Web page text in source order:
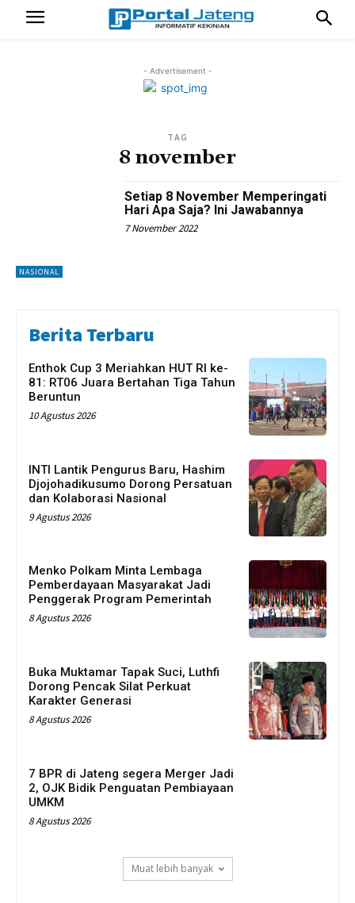
- Advertisement -
TAG
8 november
NASIONAL
Setiap 8 November Memperingati
Hari Apa Saja? Ini Jawabannya
7 November 2022
Berita Terbaru
Enthok Cup 3 Meriahkan HUT RI ke-
81: RT06 Juara Bertahan Tiga Tahun
Beruntun
10 Agustus 2026
INTI Lantik Pengurus Baru, Hashim
Djojohadikusumo Dorong Persatuan
dan Kolaborasi Nasional
9 Agustus 2026
Menko Polkam Minta Lembaga
Pemberdayaan Masyarakat Jadi
Penggerak Program Pemerintah
8 Agustus 2026
Buka Muktamar Tapak Suci, Luthfi
Dorong Pencak Silat Perkuat
Karakter Generasi
8 Agustus 2026
7 BPR di Jateng segera Merger Jadi
2, OJK Bidik Penguatan Pembiayaan
UMKM
8 Agustus 2026
Muat lebih banyak